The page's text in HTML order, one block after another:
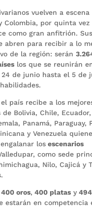
vuelven a escena
Colombia, por quinta vez
como gran anfitrión.
abren para recibir a lo
de la región: serán
los que se reunirán
24 de junio hasta el 5 de
país recibe a los
Bolivia, Chile, Ecuador,
Panamá, Paraguay,
y Venezuela
losescenarios
como sede
Nilo, Cajicá y
400 oros, 400 platasy494
estarán en competencia